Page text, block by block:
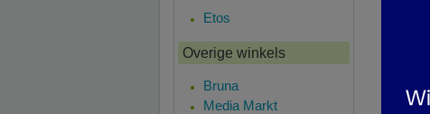
Etos
Overige winkels
Bruna
Media Markt